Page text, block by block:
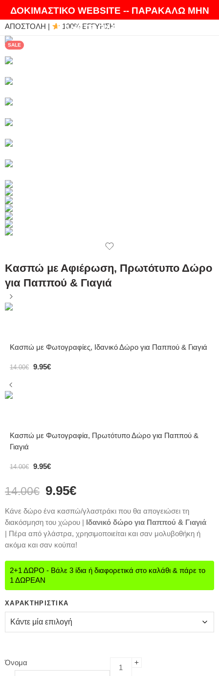
ΔΟΚΙΜΑΣΤΙΚΟ WEBSITE -- ΠΑΡΑΚΑΛΩ ΜΗΝ
ΚΑΝΕΤΕ ΠΑΡΑΓΓΕΛΙΕΣ
ΘΑ ΛΑΤΡΕΨΕΤΕ ΤΑ ΠΡΟΪΟΝΤΑ ΜΑΣ | EXPRESS
ΑΠΟΣΤΟΛΗ | 100% ΕΓΓΥΗΣΗ
SALE
Κασπώ με Αφιέρωση, Πρωτότυπο Δώρο
για Παππού & Γιαγιά
Κασπώ με Φωτογραφίες, Ιδανικό Δώρο για Παππού & Γιαγιά
14.00€ 9.95€
Κασπώ με Φωτογραφία, Πρωτότυπο Δώρο για Παππού &
Γιαγιά
14.00€ 9.95€
14.00€ 9.95€
Κάνε δώρο ένα κασπώ/γλαστράκι που θα απογειώσει τη
διακόσμηση του χώρου |
Ιδανικό δώρο για Παππού & Γιαγιά
| Πέρα από γλάστρα, χρησιμοποιείται και σαν μολυβοθήκη ή
ακόμα και σαν κούπα!
2+1 ΔΩΡΟ - Βάλε 3 ίδια ή διαφορετικά στο καλάθι & πάρε το
1 ΔΩΡΕΑΝ
ΧΑΡΑΚΤΗΡΙΣΤΙΚΆ
Όνομα